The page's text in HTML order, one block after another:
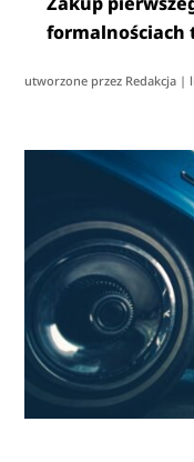
formalnościach
utworzone przez Redakcja |